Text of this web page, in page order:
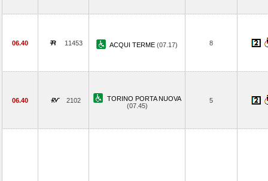
06.40 11453 ACQUI TERME (07.17) 8
06.40 2102
TORINO PORTA NUOVA
(07.45)
5